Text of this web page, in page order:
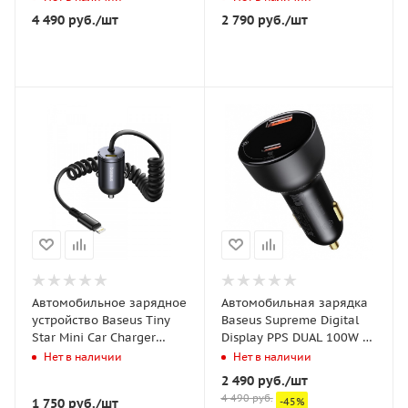
C02 Mega Magnetic
Wireless Charging Car
4 490 руб./шт
(C0206400)
2 790руб./шт
Автомобильное зарядное
устройство Baseus Tiny
Star Mini Car Charger
Type-C + Lightning 30W
Нет в наличии
1 750 руб./шт
Автомобильная зарядка
Baseus Supreme Digital
Display PPS DUAL 100W +
Кабель Type С - Type C
(TZCCZX-01)
Нет в наличии
2 490руб./шт
4 490руб. -45%